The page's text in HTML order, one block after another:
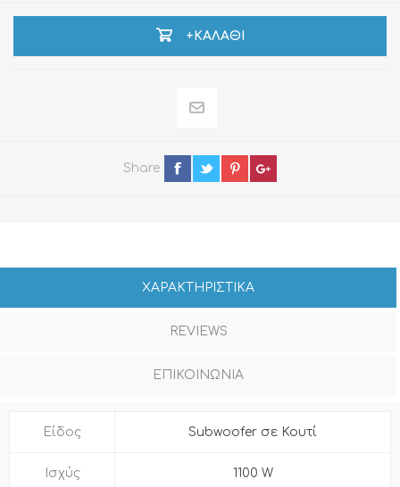
+ΚΑΛΆΘΙ
Share
ΧΑΡΑΚΤΗΡΙΣΤΙΚΑ
REVIEWS
ΕΠΙΚΟΙΝΩΝΙΑ
Είδος Subwoofer σε Κουτί
Ισχύς 1100 W